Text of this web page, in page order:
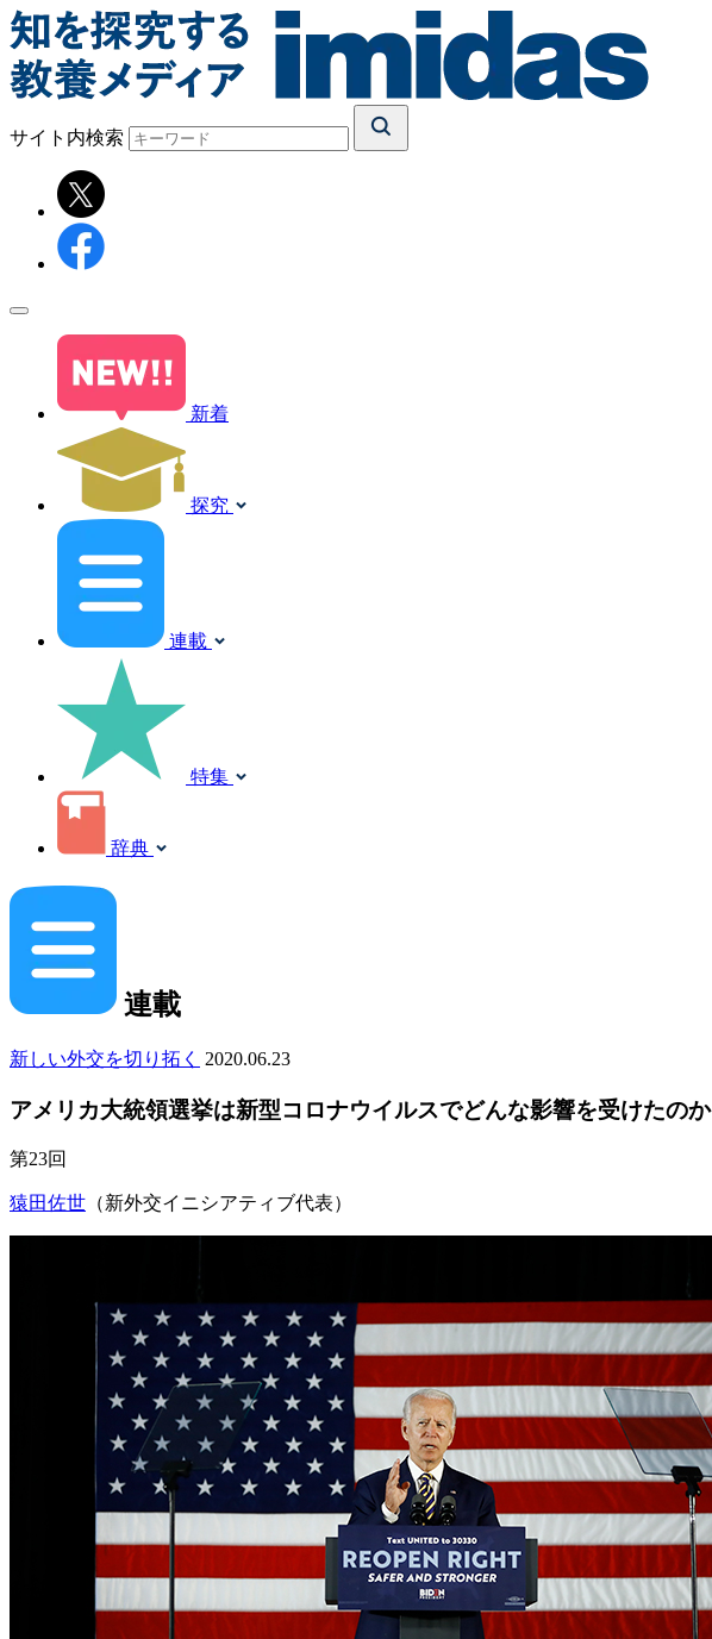
サイト内検索
新着
探究
連載
特集
辞典
連載
新しい外交を切り拓く 2020.06.23
アメリカ大統領選挙は新型コロナウイルスでどんな影響を受けたのか
第23回
猿田佐世 （新外交イニシアティブ代表）